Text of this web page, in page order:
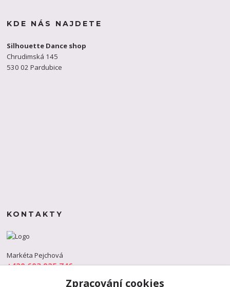
KDE NÁS NAJDETE
Silhouette Dance shop
Chrudimská 145
530 02 Pardubice
KONTAKTY
Markéta Pejchová
+420 603 925 746
Zpracování cookies